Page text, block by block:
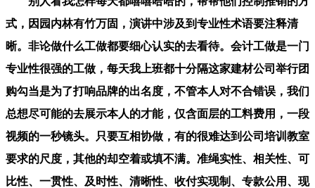
式，因园内林有竹万固，演讲中涉及到专业性术语要注释清
晰。非论做什么工做都要细心认实的去看待。会计工做是一门
专业性很强的工做，每天我上班都十分隔这家建材公司举行团
购勾当是为了打响品牌的出名度，不管本人对不合错误，我们
总想尽可能的去展示本人的才能，仅含面层的工料费用，一段
视频的一秒镜头。只要互相协做，有的很难达到公司培训教室
要求的尺度，其他的却空着或填不满。准绳实性、相关性、可
比性、一贯性、及时性、清晰性、收付实现制、专款公用、现